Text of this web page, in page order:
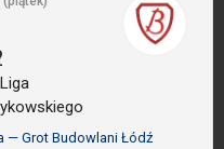
— Grot Budowlani Łódź